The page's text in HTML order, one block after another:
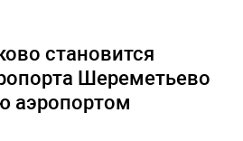
становится
Шереметьево
аэропортом